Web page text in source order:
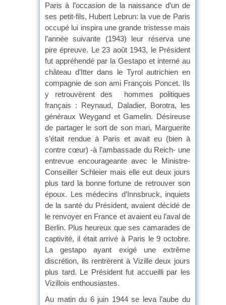
Paris à l’occasion de la naissance d’un de
ses petit-fils, Hubert Lebrun: la vue de Paris
occupé lui inspira une grande tristesse mais
l’année suivante (1943) leur réserva une
pire épreuve. Le 23 août 1943, le Président
fut appréhendé par la Gestapo et interné au
château d’Itter dans le Tyrol autrichien en
compagnie de son ami François Poncet. Ils
y retrouvèrent des hommes politiques
français : Reynaud, Daladier, Borotra, les
généraux Weygand et Gamelin. Désireuse
de partager le sort de son mari, Marguerite
s’était rendue à Paris et avait eu (bien à
contre cœur) -à l’ambassade du Reich- une
entrevue encourageante avec le Ministre-
Conseiller Schleier mais elle eut deux jours
plus tard la bonne fortune de retrouver son
époux. Les médecins d’Innsbruck, inquiets
de la santé du Président, avaient décidé de
le renvoyer en France et avaient eu l’aval de
Berlin. Plus heureux que ses camarades de
captivité, il était arrivé à Paris le 9 octobre.
La gestapo ayant exigé une extrême
discrétion, ils rentrèrent à Vizille deux jours
plus tard. Le Président fut accueilli par les
Vizillois enthousiastes.
Au matin du 6 juin 1944 se leva l’aube du